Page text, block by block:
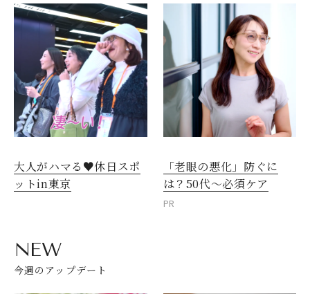
大人がハマる♥休日スポ
ットin東京
「老眼の悪化」防ぐに
は？50代～必須ケア
PR
NEW
今週のアップデート